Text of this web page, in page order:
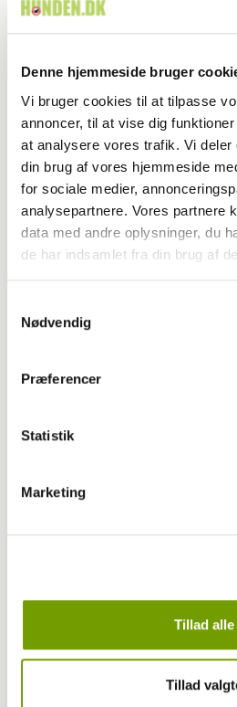
Denne hjemmeside bruger
Vi bruger cookies til at tilpasse
annoncer, til at vise dig
at analysere vores trafik. Vi deler
din brug af vores hjemmeside
for sociale medier,
analysepartnere. Vores partnere
data med andre oplysninger, du
de har indsamlet fra din brug af
Nødvendig
Præferencer
Statistik
Marketing
Tillad alle
Tillad
Ny hundelov i Shanghai
Uklare regler gør
for ejere